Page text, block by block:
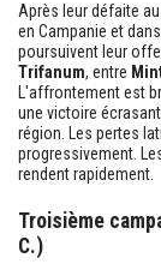
Après leur défaite
en Campanie et
poursuivent leur
Trifanum, entre
L'affrontement est
une victoire
région. Les pertes
progressivement.
rendent rapidement.
Troisième
C.)